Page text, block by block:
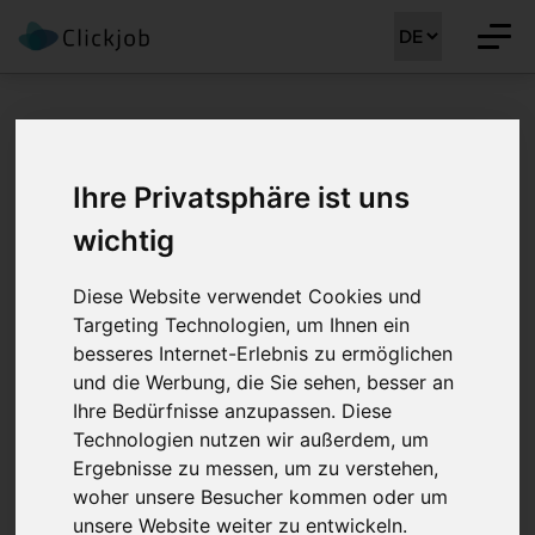
Ihre Privatsphäre ist uns
wichtig
Diese Website verwendet Cookies und
Targeting Technologien, um Ihnen ein
besseres Internet-Erlebnis zu ermöglichen
und die Werbung, die Sie sehen, besser an
Ihre Bedürfnisse anzupassen. Diese
Technologien nutzen wir außerdem, um
Ergebnisse zu messen, um zu verstehen,
woher unsere Besucher kommen oder um
unsere Website weiter zu entwickeln.
Pflegefachperson HF/FH (m/w/d)
Pflegefachperson
HF/FH (m/w/d) 60 -
90%
Job Details: Gesundheitsberufe Jobs
Stellenreferenz:CLJ-KK 39096